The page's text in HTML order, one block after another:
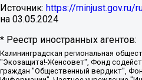
Источник: https://minjust.gov.ru/
на 03.05.2024
* Реестр иностранных агентов:
Калининградская региональная общественная организация "Экозащита!-Женсовет", Фонд содействия защите прав и свобод граждан "Общественный вердикт", Фонд "Институт Развития Свободы Информации", Частное учреждение "Информационное агентство МЕМО. РУ", Региональная общественная организация "Общественная комиссия по сохранению наследия академика Сахарова", Фонд поддержки свободы прессы, Санкт-Петербургская общественная правозащитная организация "Гражданский контроль", Межрегиональная общественная организация "Информационно-просветительский центр "Мемориал", Региональный Фонд "Центр Защиты Прав Средств Массовой Информации", с 05.12.2023 Фонд "Центр Защиты Прав Средств массовой информации", Региональная общественная благотворительная организация помощи беженцам и мигрантам "Гражданское содействие", Негосударственное образовательное учреждение дополнительного профессионального образования (повышение квалификации) специалистов "АКАДЕМИЯ ПО ПРАВАМ ЧЕЛОВЕКА", Свердловская региональная общественная организация "Сутяжник", Автономная некоммерческая организация "Центр независимых социологических исследований", Союз общественных объединений "Российский исследовательский центр по правам человека", Региональное общественное учреждение научно-информационный центр "МЕМОРИАЛ", Некоммерческая организация "Фонд защиты гласности", Автономная некоммерческая организация "Институт прав человека", Городская общественная организация "Екатеринбургское общество "МЕМОРИАЛ", Городская общественная организация "Рязанское историко-просветительское и правозащитное общество "Мемориал" (Рязанский Мемориал), Челябинский региональный орган общественной самодеятельности – женское общественное объединение "Женщины Евразии", Челябинский региональный орган общественной самодеятельности "Уральская правозащитная группа", Фонд содействия защите здоровья и социальной справедливости имени Андрея Рылькова, Автономная Некоммерческая Организация "Аналитический Центр Юрия Левады", Автономная некоммерческая организация социальной поддержки населения "Проект Апрель", Региональная общественная организация помощи женщинам и детям, находящимся в кризисной ситуации "Информационно-методический центр "Анна", Фонд содействия развитию массовых коммуникаций и правовому просвещению "Так-так-Так", Фонд содействия устойчивому развитию "Серебряная тайга", Свердловский региональный общественный фонд социальных проектов "Новое время", "Idel.Реалии", Кавказ.Реалии, Крым.Реалии, Телеканал Настоящее Время, Татаро-башкирская служба Радио Свобода (Azatliq Radiosi), Радио Свободная Европа/Радио Свобода (PCE/PC), "Сибирь.Реалии", "Фактограф", Благотворительный фонд помощи осужденным и их семьям, Автономная некоммерческая организация "Институт глобализации и социальных движений", Фонд "В защиту прав заключенных", Частное учреждение "Центр поддержки и содействия развитию средств массовой информации", Пензенский региональный общественный благотворительный фонд "Гражданский союз", "Север.Реалии", Некоммерческая организация Фонд "Правовая инициатива", Общество с ограниченной ответственностью "Радио Свободная Европа/Радио Свобода", Чешское информационное агентство "MEDIUM-ORIENT", Красноярская региональная общественная организация "Мы против СПИДа", Камалягин Денис Николаевич, Маркелов Сергей Евгеньевич, Пономарев Лев Александрович, Савицкая Людмила Алексеевна, Автономная некоммерческая организация "Центр по работе с проблемой насилия "НАСИЛИЮ.НЕТ", Межрегиональный профессиональный союз работников здравоохранения "Альянс врачей", Юридическое лицо, зарегистрированное в Латвийской Республике, SIA "Medusa Project" (регистрационный номер 40103797863, дата регистрации 10.06.2014), Некоммерческая организация "Фонд по борьбе с коррупцией", Автономная некоммерческая организация "Институт права и публичной политики", Баданин Роман Сергеевич, Гликин Максим Александрович, Железнова Мария Михайловна, Лукьянова Юлия Сергеевна, Маетная Елизавета Витальевна, Маняхин Петр Борисович, Чуракова Ольга Владимировна, Ярош Юлия Петровна, Юридическое лицо "The Insider SIA", зарегистрированное в Риге, Латвийская Республика (дата регистрации 26.06.2015), являющееся администратором доменного имени интернет-издания "The Insider SIA", https://theins.ru, Постернак Алексей Евгеньевич, Рубин Михаил Аркадьевич, Анин Роман Александрович, Юридическое лицо Istories fonds, зарегистрированное в Латвийской Республике (регистрационный номер 50008295751, дата регистрации 24.02.2020), Великовский Дмитрий Александрович, Долинина Ирина Николаевна, Мароховская Алеся Алексеевна, Шлейнов Роман Юрьевич, Шмагун Олеся Валентиновна, Общество с ограниченной ответственностью "Альтаир 2021", Общество с ограниченной ответственностью "Вега 2021", Общество с ограниченной ответственностью "Главный редактор 2021", Общество с ограниченной ответственностью "Ромашки монолит", Важенков Артем Валерьевич, Ивановская областная общественная организация "Центр гендерных исследований", Гурман Юрий Альбертович, Медиапроект "ОВД-Инфо", Егоров Владимир Владимирович, Жилинский Владимир Александрович, Общество с ограниченной ответственностью "ЗП", Иванова София Юрьевна, Карезина Инна Павловна, Кильтау Екатерина Викторовна, Петров Алексей Викторович, Пискунов Сергей Евгеньевич, Смирнов Сергей Сергеевич, Тихонов Михаил Сергеевич, Общество с ограниченной ответственностью "ЖУРНАЛИСТ-ИНОСТРАННЫЙ АГЕНТ", Арапова Галина Юрьевна, Вольтская Татьяна Анатольевна, Американская компания "Mason G.E.S. Anonymous Foundation" (США), являющаяся владельцем интернет-издания https://mnews.world/, Компания "Stichting Bellingcat", зарегистрированная в Нидерландах (дата регистрации 11.07.2018), Захаров Андрей Вячеславович, Клепиковская Екатерина Дмитриевна, Общество с ограниченной ответственностью "МЕМО", Перл Роман Александрович, Симонов Евгений Алексеевич, Соловьева Елена Анатольевна, Сотников Даниил Владимирович, Сурначева Елизавета Дмитриевна, Автономная некоммерческая организация по защите прав человека и информированию населения "Якутия – Наше Мнение", Общество с ограниченной ответственностью "Москоу диджитал медиа", с 26.01.2023 Общество с ограниченной ответственностью "Чайка Белые сады", Ветошкина Валерия Валерьевна, Заговора Максим Александрович, Межрегиональное общественное движение "Российская ЛГБТ - сеть", Оленичев Максим Владимирович, Павлов Иван Юрьевич, Скворцова Елена Сергеевна, Общество с ограниченной ответственностью "Как бы инагент", Кочетков Игорь Викторович, Общество с ограниченной ответственностью "Честные выборы",